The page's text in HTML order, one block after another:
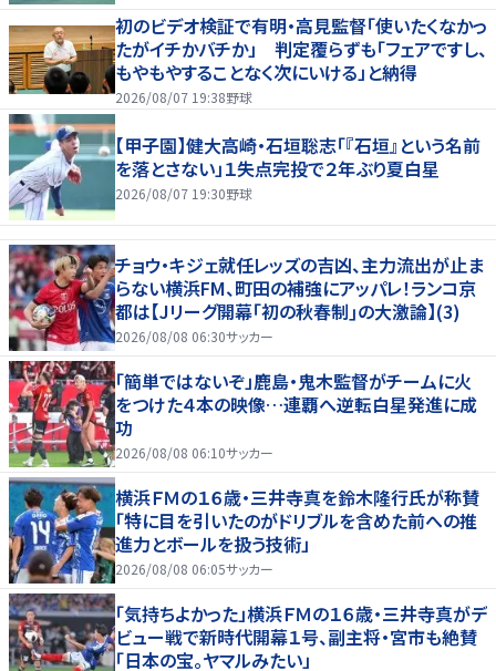
初のビデオ検証で有明・高見監督「使いたくなかっ
たがイチかバチか」 判定覆らずも「フェアですし、
もやもやすることなく次にいける」と納得
2026/08/07 19:38野球
【甲子園】健大高崎・石垣聡志「『石垣』という名前
を落とさない」１失点完投で２年ぶり夏白星
2026/08/07 19:30野球
チョウ・キジェ就任レッズの吉凶、主力流出が止ま
らない横浜FM、町田の補強にアッパレ！ランコ京
都は【Jリーグ開幕｢初の秋春制｣の大激論】(3)
2026/08/08 06:30サッカー
「簡単ではないぞ」鹿島・鬼木監督がチームに火
をつけた４本の映像…連覇へ逆転白星発進に成
功
2026/08/08 06:10サッカー
横浜ＦＭの１６歳・三井寺真を鈴木隆行氏が称賛
「特に目を引いたのがドリブルを含めた前への推
進力とボールを扱う技術」
2026/08/08 06:05サッカー
「気持ちよかった」横浜ＦＭの１６歳・三井寺真がデ
ビュー戦で新時代開幕１号、副主将・宮市も絶賛
「日本の宝。ヤマルみたい」